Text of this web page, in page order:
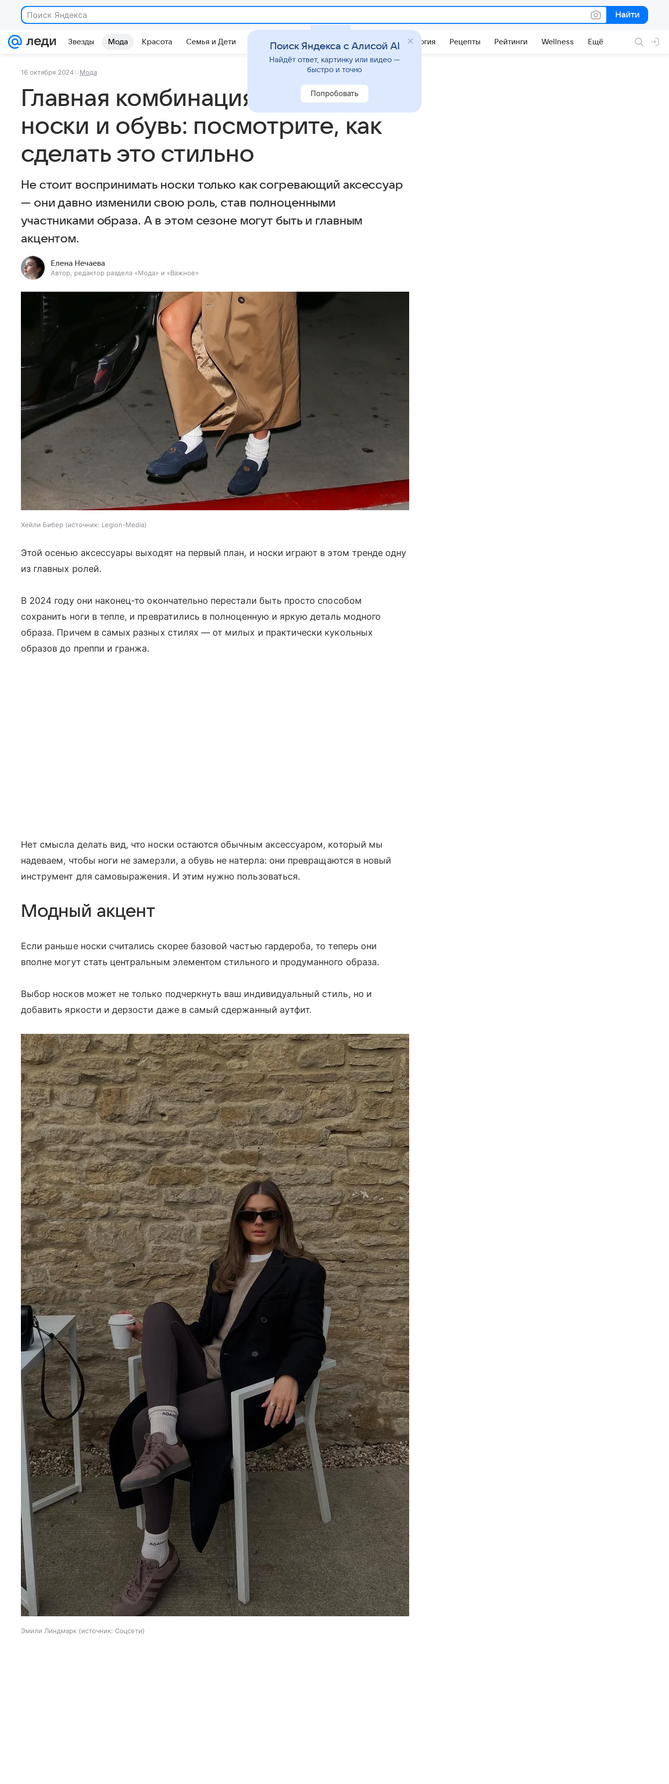
Поиск Яндекса Найти
Найти
Звезды Мода Красота Семья и Дети Гороскопы Стиль жизни Психология Рецепты Рейтинги Wellness Ещё
16 октября 2024 Мода
Главная комбинация осени —
носки и обувь: посмотрите, как
сделать это стильно
Не стоит воспринимать носки только как согревающий аксессуар
— они давно изменили свою роль, став полноценными
участниками образа. А в этом сезоне могут быть и главным
акцентом.
Елена Нечаева
Автор, редактор раздела «Мода» и «Важное»
Хейли Бибер источник: Legion-Media
Этой осенью аксессуары выходят на первый план, и носки играют в этом тренде одну
из главных ролей.
В 2024 году они наконец-то окончательно перестали быть просто способом
сохранить ноги в тепле, и превратились в полноценную и яркую деталь модного
образа. Причем в самых разных стилях — от милых и практически кукольных
образов до преппи и гранжа.
Нет смысла делать вид, что носки остаются обычным аксессуаром, который мы
надеваем, чтобы ноги не замерзли, а обувь не натерла: они превращаются в новый
инструмент для самовыражения. И этим нужно пользоваться.
Модный акцент
Если раньше носки считались скорее базовой частью гардероба, то теперь они
вполне могут стать центральным элементом стильного и продуманного образа.
Выбор носков может не только подчеркнуть ваш индивидуальный стиль, но и
добавить яркости и дерзости даже в самый сдержанный аутфит.
Эмили Линдмарк источник: Соцсети
Поиск Яндекса с Алисой AI
Найдёт ответ, картинку или видео —
быстро и точно
Попробовать